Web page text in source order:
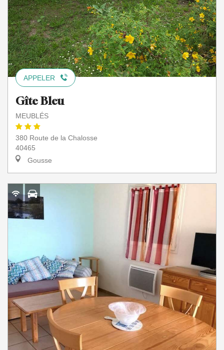
APPELER
Gîte Bleu
MEUBLÉS
380 Route de la Chalosse
40465
Gousse